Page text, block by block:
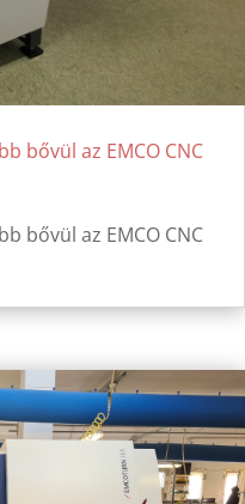
bővül az EMCO CNC
bővül az EMCO CNC